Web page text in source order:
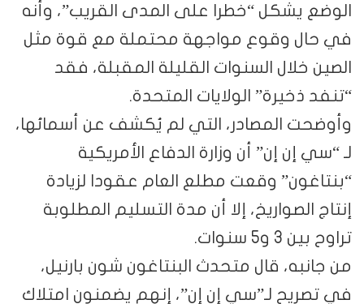
الوضع يشكل “خطرا على المدى القريب”، وأنه
في حال وقوع مواجهة محتملة مع قوة مثل
الصين خلال السنوات القليلة المقبلة، فقد
“تنفد ذخيرة” الولايات المتحدة.
وأوضحت المصادر، التي لم يُكشف عن أسمائها،
لـ “سي إن إن” أن وزارة الدفاع الأمريكية
“بنتاغون” وقعت مطلع العام عقودا لزيادة
إنتاج الصواريخ، إلا أن مدة التسليم المطلوبة
تراوح بين 3 و5 سنوات.
من جانبه، قال متحدث البنتاغون شون بارنيل،
في تصريح لـ”سي إن إن”، إنهم يضمنون امتلاك